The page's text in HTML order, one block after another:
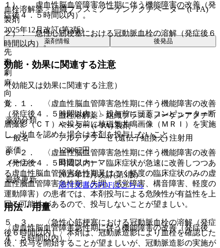
１）． 虚血性脳血管障害急性期に伴う機能障害の改善（発
症後４．５時間以内）。
２）． 急性心筋梗塞における冠動脈血栓の溶解（発症後６
時間以内）。
効能・効果に関連する注意
（効能又は効果に関連する注意）
５．１． 〈虚血性脳血管障害急性期に伴う機能障害の改善
（発症後４．５時間以内）〉投与前に頭蓋コンピューター断
層撮影（ＣＴ）や投与前に核磁気共鳴画像（ＭＲＩ）を実施
し、出血を認めた場合は本剤を投与しないこと。
５．２． 〈虚血性脳血管障害急性期に伴う機能障害の改善
（発症後４．５時間以内）〉臨床症状が急速に改善しつつあ
る虚血性脳血管障害急性期又はごく軽度の臨床症状のみの虚
血性脳血管障害急性期（失調、感覚障害、構音障害、軽度の
運動障害）の患者では、本剤投与による危険性が有益性を上
回る可能性があるので、投与しないことが望ましい。
５．３． 〈急性心筋梗塞における冠動脈血栓の溶解（発症
後６時間以内）〉本剤は、冠動脈造影により血栓を確認した
後、投与を開始することが望ましいが、冠動脈造影の実施が
血栓溶解薬 > 組織プラスミノーゲンアクチベーター (t−PA)
製剤
2025年12月改訂(第3版)
薬剤情報 後発品
先
毒
劇
麻
向
覚
薬効分類
血栓溶解薬 > 組織プラスミノーゲンアクチ
ベーター (t−PA) 製剤
一般名
アルテプラーゼ (遺伝子組換え) 注射用
薬価
129067円
メーカー
田辺ファーマ
最終更新
2025年12月改訂(第3版)
添付文書のPDFはこちら
用法・用量
〈虚血性脳血管障害急性期に伴う機能障害の改善（発症後
４．５時間以内）〉